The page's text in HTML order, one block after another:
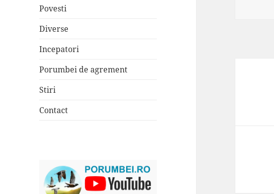
Povesti
Diverse
Incepatori
Porumbei de agrement
Stiri
Contact